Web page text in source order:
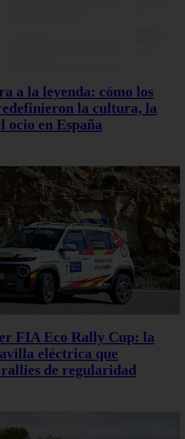
a la leyenda: cómo los
la cultura, la
ocio en España
FIA Eco Rally Cup: la
eléctrica que
de regularidad